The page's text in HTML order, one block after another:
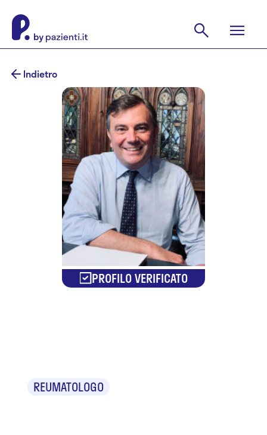
Indietro
PROFILO VERIFICATO
REUMATOLOGO